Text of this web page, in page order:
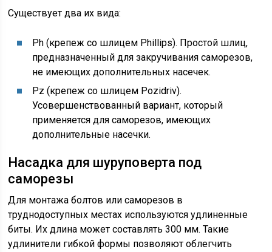
Существует два их вида:
Ph (крепеж со шлицем Phillips). Простой шлиц,
предназначенный для закручивания саморезов,
не имеющих дополнительных насечек.
Pz (крепеж со шлицем Pozidriv).
Усовершенствованный вариант, который
применяется для саморезов, имеющих
дополнительные насечки.
Насадка для шуруповерта под
саморезы
Для монтажа болтов или саморезов в
труднодоступных местах используются удлиненные
биты. Их длина может составлять 300 мм. Такие
удлинители гибкой формы позволяют облегчить